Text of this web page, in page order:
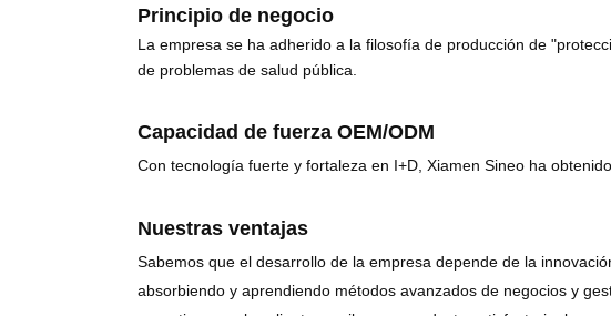
Principio de negocio
La empresa se ha adherido a la filosofía de producción de
de problemas de salud pública.
Capacidad de fuerza OEM/ODM
Con tecnología fuerte y fortaleza en I+D, Xiamen Sineo ha
Nuestras ventajas
Sabemos que el desarrollo de la empresa depende de la
absorbiendo y aprendiendo métodos avanzados de negocios y